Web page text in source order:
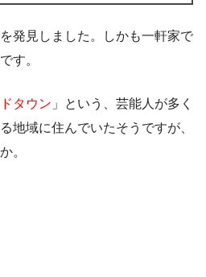
発見しました。しかも一軒家で
す。
タウン 」という、芸能人が多く
地域に住んでいたそうですが、
。